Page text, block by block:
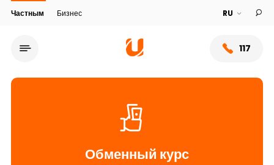
Частным Бизнес
117
Обменный курс